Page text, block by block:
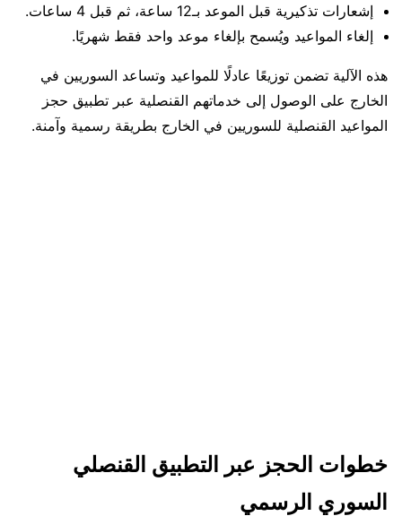
إشعارات تذكيرية قبل الموعد بـ12 ساعة، ثم قبل 4 ساعات.
إلغاء المواعيد ويُسمح بإلغاء موعد واحد فقط شهريًا.
هذه الآلية تضمن توزيعًا عادلًا للمواعيد وتساعد السوريين في
الخارج على الوصول إلى خدماتهم القنصلية عبر تطبيق حجز
المواعيد القنصلية للسوريين في الخارج بطريقة رسمية وآمنة.
خطوات الحجز عبر التطبيق القنصلي
السوري الرسمي